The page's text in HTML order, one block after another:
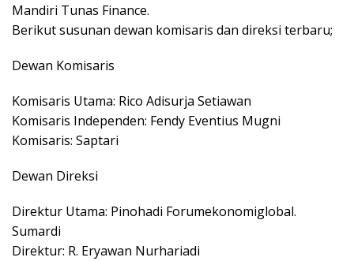
Mandiri Tunas Finance.
Berikut susunan dewan komisaris dan direksi terbaru;
Dewan Komisaris
Komisaris Utama: Rico Adisurja Setiawan
Komisaris Independen: Fendy Eventius Mugni
Komisaris: Saptari
Dewan Direksi
Direktur Utama: Pinohadi Forumekonomiglobal.
Sumardi
Direktur: R. Eryawan Nurhariadi